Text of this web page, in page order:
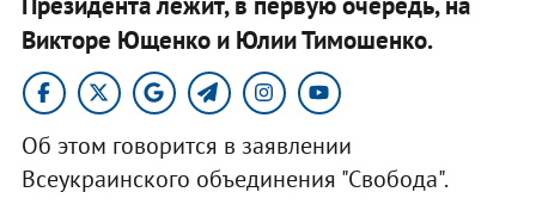
Викторе Ющенко и Юлии Тимошенко.
Об этом говорится в заявлении
Всеукраинского объединения "Свобода".